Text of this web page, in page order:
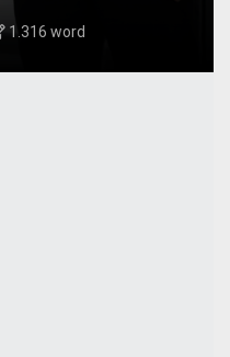
1.316 word